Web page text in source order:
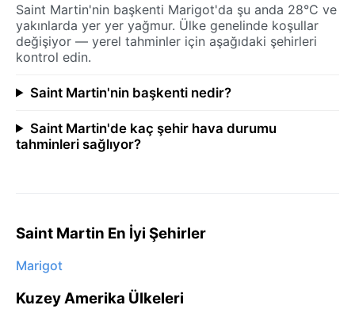
Saint Martin'nin başkenti Marigot'da şu anda 28°C ve
yakınlarda yer yer yağmur. Ülke genelinde koşullar
değişiyor — yerel tahminler için aşağıdaki şehirleri
kontrol edin.
Saint Martin'nin başkenti nedir?
Saint Martin'de kaç şehir hava durumu
tahminleri sağlıyor?
Saint Martin En İyi Şehirler
Marigot
Kuzey Amerika Ülkeleri